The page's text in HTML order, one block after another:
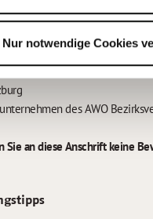
Nur notwendige Cookies
Webseite
GmbH
des AWO
Sie an diese Anschrift keine